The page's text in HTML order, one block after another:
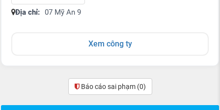
Địa chỉ: 07 Mỹ An 9
Xem công ty
Báo cáo sai phạm (0)